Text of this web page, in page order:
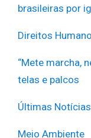
brasileiras por
Direitos
“Mete marcha,
telas e palcos
Últimas Notícias
Meio Ambiente